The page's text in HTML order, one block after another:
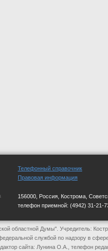
Телефонный справочник
Правовая информация
156000, Россия, Кострома,
телефон приемной: (4942) 31-21-
областной Думы". Учредитель:
службой по надзору в
сайта: Лунина О.А., телефон